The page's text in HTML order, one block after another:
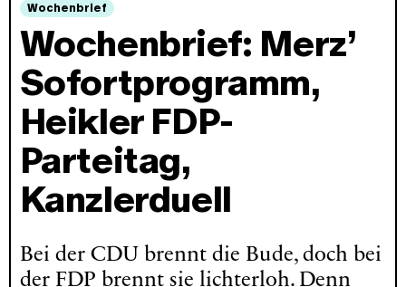
Wochenbrief
Wochenbrief: Merz’
Sofortprogramm,
Heikler FDP-
Parteitag,
Kanzlerduell
Bei der CDU brennt die Bude, doch bei
der FDP brennt sie lichterloh. Denn